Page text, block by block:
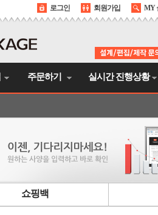
로그인 회원가입 MY
주문하기 실시간 진행상황
쇼핑백